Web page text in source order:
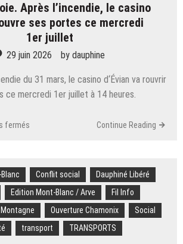
d’hébergement » :
les
colonies
de
vacances,
économie
touristique
Après l’incendie, le casino
ses portes ce mercredi
1er juillet
29 juin 2026 by dauphine
du 31 mars, le casino d‘Évian va rouvrir
ce mercredi 1er juillet à 14 heures.
fermés
l’incendie,
le
casino
d‘Évian
rouvre
ses
Continue Reading
Conflit social
Dauphiné Libéré
Edition Mont-Blanc / Arve
Fil Info
Montagne Ouverture Chamonix
Social
transport TRANSPORTS